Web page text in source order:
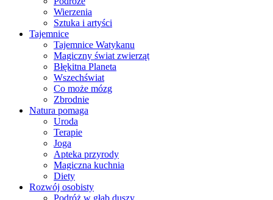
Wierzenia
Sztuka i artyści
Tajemnice
Tajemnice Watykanu
Magiczny świat zwierząt
Błękitna Planeta
Wszechświat
Co może mózg
Zbrodnie
Natura pomaga
Uroda
Terapie
Joga
Apteka przyrody
Magiczna kuchnia
Diety
Rozwój osobisty
Podróż w głąb duszy